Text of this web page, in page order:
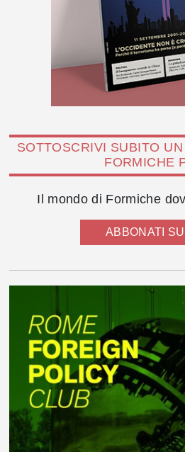
SOTTOSCRIVI SUBITO
FORMICHE
Il mondo di Formiche
ABBONATI